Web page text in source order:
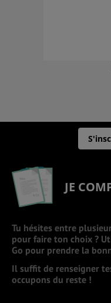
JE
Tu hésites entre
pour faire ton choix ?
Go pour prendre la
Il suffit de renseigner
occupons du reste !